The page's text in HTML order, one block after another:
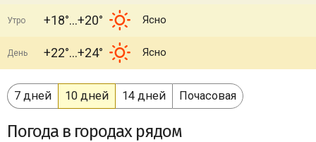
Утро +18° +20° Ясно
День +22° +24° Ясно
7 дней 10 дней 14 дней Почасовая
Погода в городах рядом